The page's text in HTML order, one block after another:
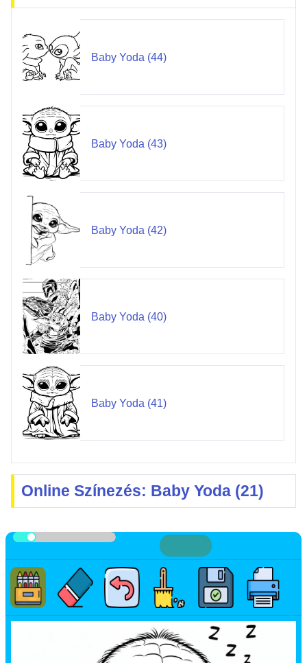
Baby Yoda (44)
Baby Yoda (43)
Baby Yoda (42)
Baby Yoda (40)
Baby Yoda (41)
Online Színezés: Baby Yoda (21)